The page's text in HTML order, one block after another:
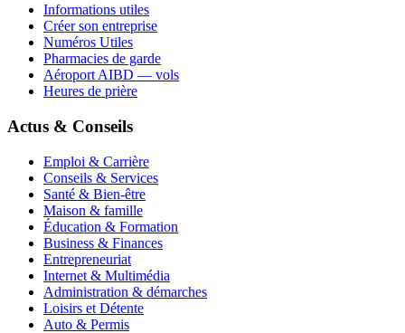
Informations utiles
Créer son entreprise
Numéros Utiles
Pharmacies de garde
Aéroport AIBD — vols
Heures de prière
Actus & Conseils
Emploi & Carrière
Conseils & Services
Santé & Bien-être
Maison & famille
Éducation & Formation
Business & Finances
Entrepreneuriat
Internet & Multimédia
Administration & démarches
Loisirs et Détente
Auto & Permis